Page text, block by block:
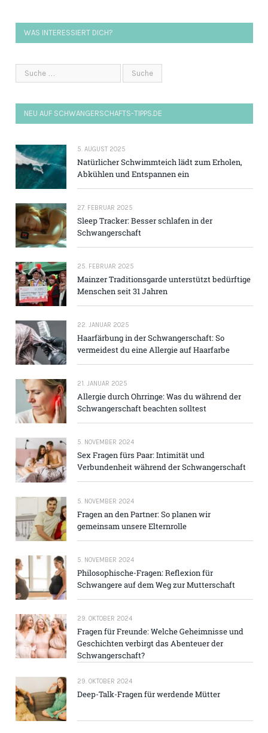
WAS INTERESSIERT DICH?
NEU AUF SCHWANGERSCHAFTS-TIPPS.DE
5. AUGUST 2025
Natürlicher Schwimmteich lädt zum Erholen,
Abkühlen und Entspannen ein
27. FEBRUAR 2025
Sleep Tracker: Besser schlafen in der
Schwangerschaft
25. FEBRUAR 2025
Mainzer Traditions­garde unterstützt bedürftige
Menschen seit 31 Jahren
22. JANUAR 2025
Haarfärbung in der Schwangerschaft: So
vermeidest du eine Allergie auf Haarfarbe
21. JANUAR 2025
Allergie durch Ohrringe: Was du während der
Schwangerschaft beachten solltest
5. NOVEMBER 2024
Sex Fragen fürs Paar: Intimität und
Verbundenheit während der Schwangerschaft
5. NOVEMBER 2024
Fragen an den Partner: So planen wir
gemeinsam unsere Elternrolle
5. NOVEMBER 2024
Philosophische-Fragen: Reflexion für
Schwangere auf dem Weg zur Mutterschaft
29. OKTOBER 2024
Fragen für Freunde: Welche Geheimnisse und
Geschichten verbirgt das Abenteuer der
Schwangerschaft?
29. OKTOBER 2024
Deep-Talk-Fragen für werdende Mütter